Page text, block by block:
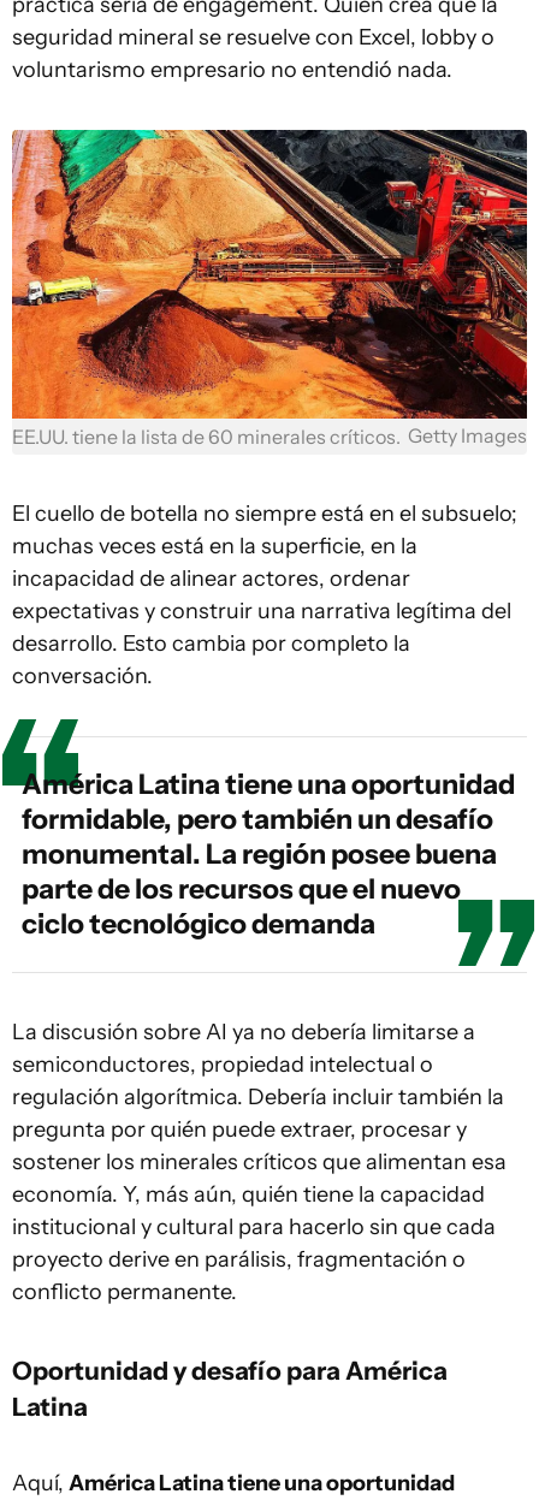
seguridad mineral se resuelve con Excel, lobby o
voluntarismo empresario no entendió nada.
EE.UU. tiene la lista de 60 minerales críticos. Getty Images
El cuello de botella no siempre está en el subsuelo;
muchas veces está en la superficie, en la
incapacidad de alinear actores, ordenar
expectativas y construir una narrativa legítima del
desarrollo. Esto cambia por completo la
conversación.
América Latina tiene una oportunidad
formidable, pero también un desafío
monumental. La región posee buena
parte de los recursos que el nuevo
ciclo tecnológico demanda
La discusión sobre AI ya no debería limitarse a
semiconductores, propiedad intelectual o
regulación algorítmica. Debería incluir también la
pregunta por quién puede extraer, procesar y
sostener los minerales críticos que alimentan esa
economía. Y, más aún, quién tiene la capacidad
institucional y cultural para hacerlo sin que cada
proyecto derive en parálisis, fragmentación o
conflicto permanente.
Oportunidad y desafío para América
Latina
Aquí, América Latina tiene una oportunidad